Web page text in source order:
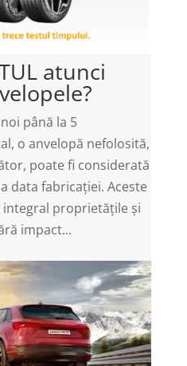
atunci
până la 5
o anvelopă nefolosită,
poate fi considerată
data fabricației. Aceste
integral proprietățile și
impact...